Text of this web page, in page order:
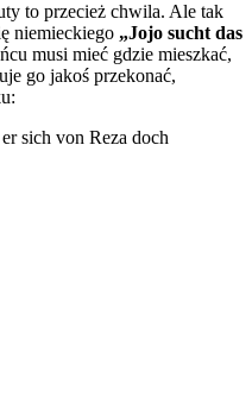
to przecież chwila. Ale tak
niemieckiego „Jojo sucht das
musi mieć gdzie mieszkać,
go jakoś przekonać,
sich von Reza doch